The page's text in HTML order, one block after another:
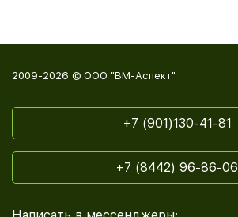
2009-2026 © ООО "ВМ-Аспект"
+7 (901)130-41-81
+7 (8442) 96-86-06